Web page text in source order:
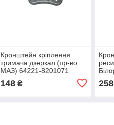
Кронштейн кріплення
тримача дзеркал (пр-во
МАЗ) 64221-8201071
148₴ 258